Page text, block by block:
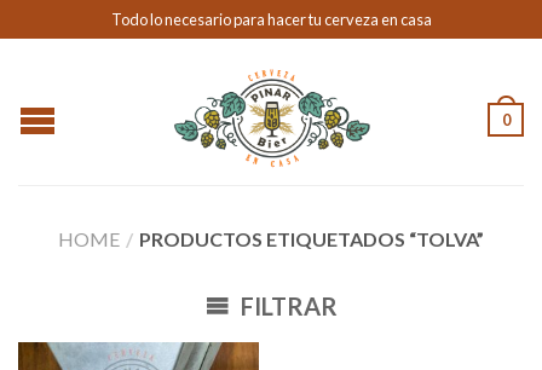
Todo lo necesario para hacer tu cerveza en casa
0
HOME / PRODUCTOS ETIQUETADOS “TOLVA”
FILTRAR